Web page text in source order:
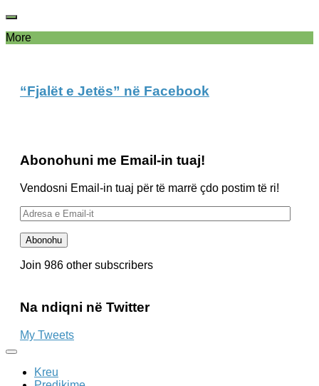
More
“Fjalët e Jetës” në Facebook
Abonohuni me Email-in tuaj!
Vendosni Email-in tuaj për të marrë çdo postim të ri!
Adresa
e
Email-
it
Abonohu
Join 986 other subscribers
Na ndiqni në Twitter
My Tweets
Kreu